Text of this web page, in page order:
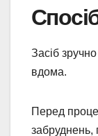
Засіб
вдома.
Перед
забруднень,